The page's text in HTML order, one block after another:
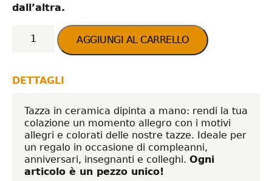
dall’altra.
300 ml quantità
AGGIUNGI AL CARRELLO
DETTAGLI
Tazza in ceramica dipinta a mano: rendi la tua
colazione un momento allegro con i motivi
allegri e colorati delle nostre tazze. Ideale per
un regalo in occasione di compleanni,
anniversari, insegnanti e colleghi. Ogni
articolo è un pezzo unico!